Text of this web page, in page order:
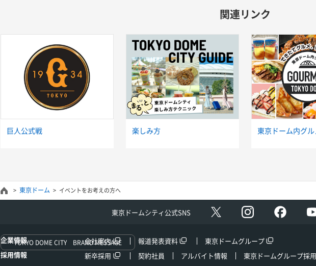
関連リンク
巨人公式戦 楽しみ方 東京ドーム内グ
東京ドーム イベントをお考えの方へ
東京ドームシティ公式SNS Instagram
TOKYO DOME CITY BRAND MESSAGE
企業情報 会社案内 報道発表資料
東京ドームグループ
採用情報
新卒採用 契約社員 アルバイト情報
東京ドームグループ採用